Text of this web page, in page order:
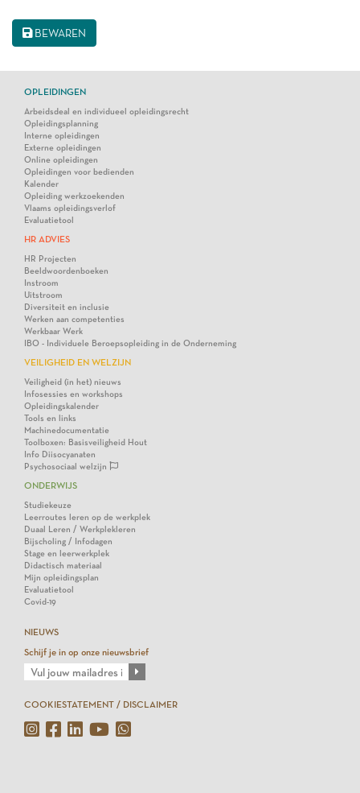
BEWAREN
OPLEIDINGEN
Arbeidsdeal en individueel opleidingsrecht
Opleidingsplanning
Interne opleidingen
Externe opleidingen
Online opleidingen
Opleidingen voor bedienden
Kalender
Opleiding werkzoekenden
Vlaams opleidingsverlof
Evaluatietool
HR ADVIES
HR Projecten
Beeldwoordenboeken
Instroom
Uitstroom
Diversiteit en inclusie
Werken aan competenties
Werkbaar Werk
IBO - Individuele Beroepsopleiding in de Onderneming
VEILIGHEID EN WELZIJN
Veiligheid (in het) nieuws
Infosessies en workshops
Opleidingskalender
Tools en links
Machinedocumentatie
Toolboxen: Basisveiligheid Hout
Info Diisocyanaten
Psychosociaal welzijn
ONDERWIJS
Studiekeuze
Leerroutes leren op de werkplek
Duaal Leren / Werkplekleren
Bijscholing / Infodagen
Stage en leerwerkplek
Didactisch materiaal
Mijn opleidingsplan
Evaluatietool
Covid-19
NIEUWS
Schijf je in op onze nieuwsbrief
COOKIESTATEMENT / DISCLAIMER